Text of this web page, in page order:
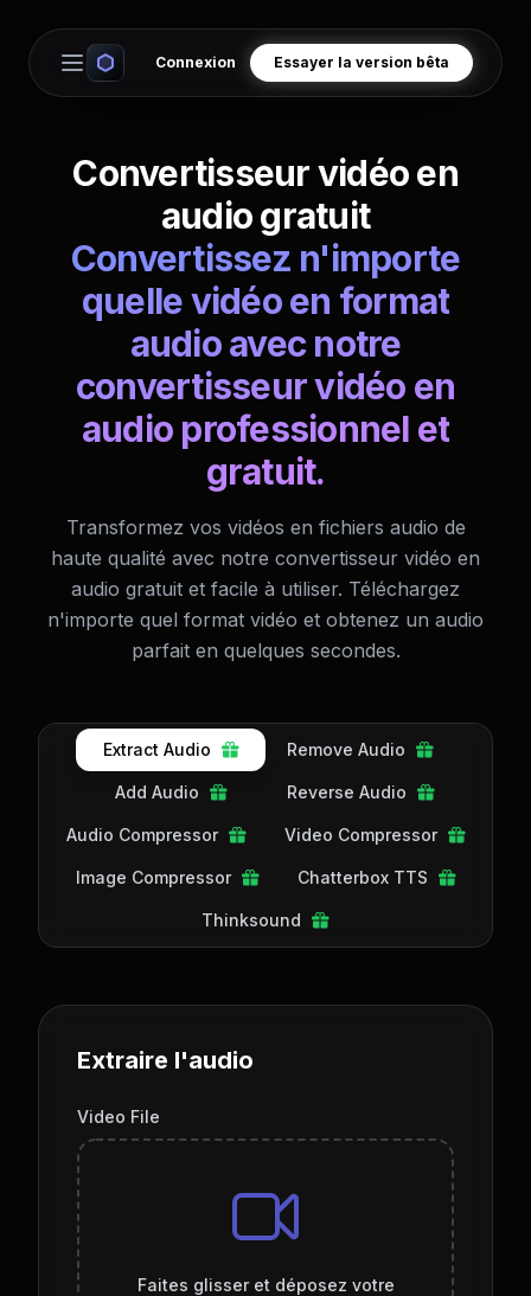
Open main menu
Connexion Essayer la version bêta
Convertisseur vidéo en
audio gratuit
Convertissez n'importe
quelle vidéo en format
audio avec notre
convertisseur vidéo en
audio professionnel et
gratuit.
Transformez vos vidéos en fichiers audio de
haute qualité avec notre convertisseur vidéo en
audio gratuit et facile à utiliser. Téléchargez
n'importe quel format vidéo et obtenez un audio
parfait en quelques secondes.
Extract Audio Remove Audio
Add Audio Reverse Audio
Audio Compressor Video Compressor
Image Compressor Chatterbox TTS
Thinksound
Extraire l'audio
Video File
Faites glisser et déposez votre